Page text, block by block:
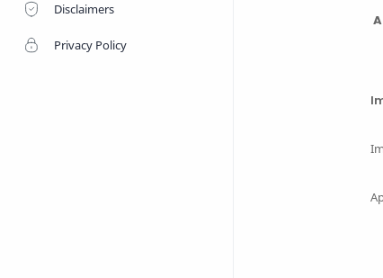
Disclaimers
Privacy Policy